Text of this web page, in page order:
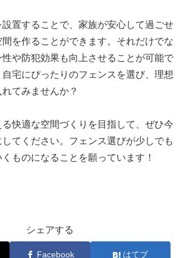
設置することで、家族が安心して過ごせ
を作ることができます。それだけでな
性や防犯効果も向上させることが可能で
宅にぴったりのフェンスを選び、理想
てみませんか？
快適な空間づくりを目指して、ぜひ今
てください。フェンス選びが少しでも
ものになることを願っています！
シェアする
Facebook はてブ